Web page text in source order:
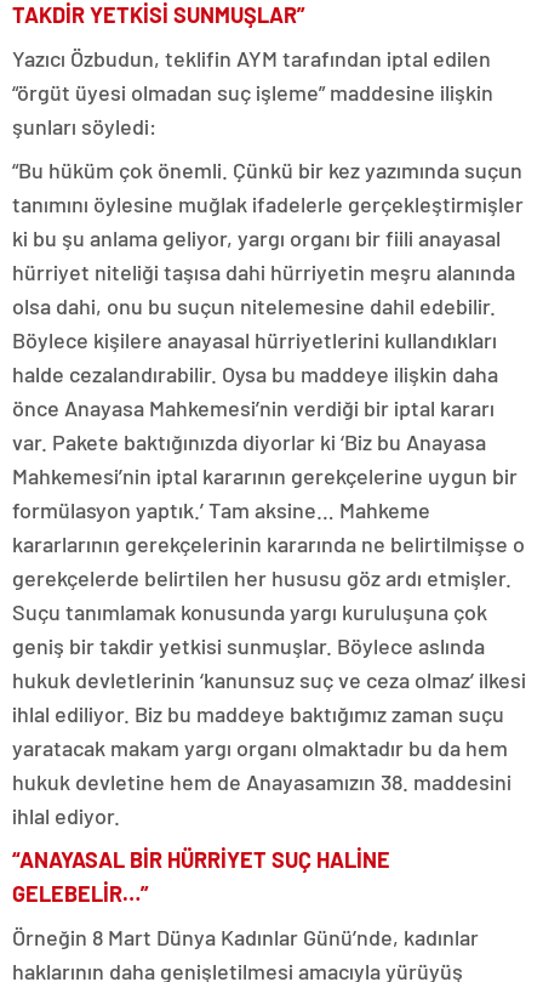
TAKDİR YETKİSİ SUNMUŞLAR”
Yazıcı Özbudun, teklifin AYM tarafından iptal edilen
“örgüt üyesi olmadan suç işleme” maddesine ilişkin
şunları söyledi:
“Bu hüküm çok önemli. Çünkü bir kez yazımında suçun
tanımını öylesine muğlak ifadelerle gerçekleştirmişler
ki bu şu anlama geliyor, yargı organı bir fiili anayasal
hürriyet niteliği taşısa dahi hürriyetin meşru alanında
olsa dahi, onu bu suçun nitelemesine dahil edebilir.
Böylece kişilere anayasal hürriyetlerini kullandıkları
halde cezalandırabilir. Oysa bu maddeye ilişkin daha
önce Anayasa Mahkemesi’nin verdiği bir iptal kararı
var. Pakete baktığınızda diyorlar ki ‘Biz bu Anayasa
Mahkemesi’nin iptal kararının gerekçelerine uygun bir
formülasyon yaptık.’ Tam aksine… Mahkeme
kararlarının gerekçelerinin kararında ne belirtilmişse o
gerekçelerde belirtilen her hususu göz ardı etmişler.
Suçu tanımlamak konusunda yargı kuruluşuna çok
geniş bir takdir yetkisi sunmuşlar. Böylece aslında
hukuk devletlerinin ‘kanunsuz suç ve ceza olmaz’ ilkesi
ihlal ediliyor. Biz bu maddeye baktığımız zaman suçu
yaratacak makam yargı organı olmaktadır bu da hem
hukuk devletine hem de Anayasamızın 38. maddesini
ihlal ediyor.
“ANAYASAL BİR HÜRRİYET SUÇ HALİNE
GELEBELİR…”
Örneğin 8 Mart Dünya Kadınlar Günü’nde, kadınlar
haklarının daha genişletilmesi amacıyla yürüyüş